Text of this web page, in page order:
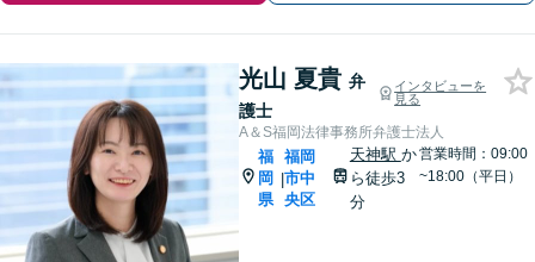
光山 夏貴 弁
護士
インタビューを
見る
A＆S福岡法律事務所弁護士法人
福
岡
県
|
福岡
市中
央区
天神駅 か
ら徒歩3
分
営業時間：09:00
~18:00（平日）